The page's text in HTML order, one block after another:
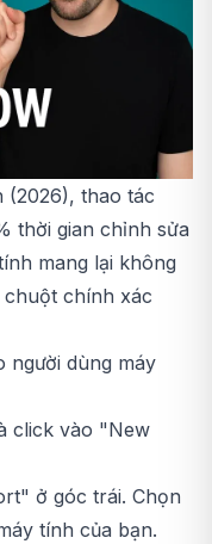
(2026), thao tác
thời gian chỉnh sửa
mang lại không
chuột chính xác
người dùng máy
click vào "New
ở góc trái. Chọn
tính của bạn.